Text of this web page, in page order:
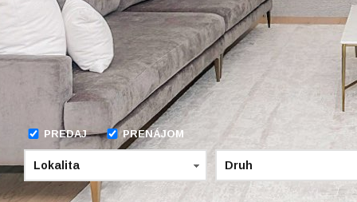
PREDAJ PRENÁJOM
Lokalita Druh